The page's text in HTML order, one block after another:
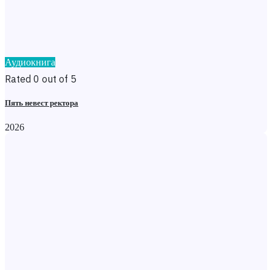
Аудиокнига
Rated 0 out of 5
Пять невест ректора
2026